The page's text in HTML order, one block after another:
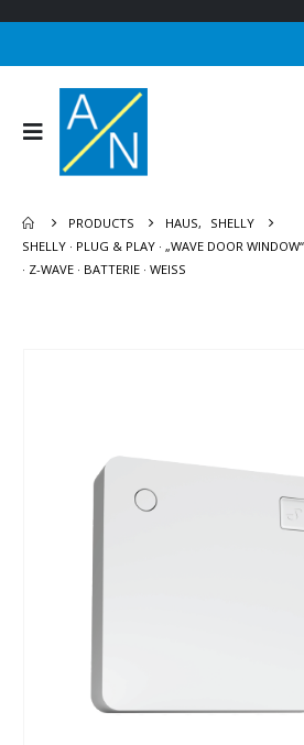
PRODUCTS HAUS,
SHELLY
SHELLY · PLUG & PLAY · „WAVE DOOR
· Z-WAVE · BATTERIE · WEISS